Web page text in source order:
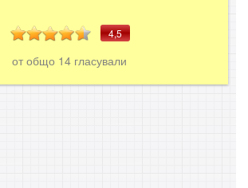
4,5
от общо 14 гласували